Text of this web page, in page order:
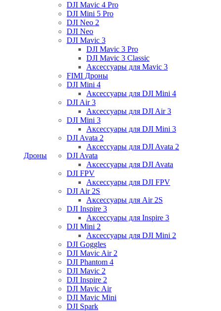
Дроны
DJI Mavic 4 Pro
DJI Mini 5 Pro
DJI Neo 2
DJI Neo
DJI Mavic 3
DJI Mavic 3 Pro
DJI Mavic 3 Classic
Аксессуары для Mavic 3
FIMI Дроны
DJI Mini 4
Аксессуары для DJI Mini 4
DJI Air 3
Аксессуары для DJI Air 3
DJI Mini 3
Аксессуары для DJI Mini 3
DJI Avata 2
Аксессуары для DJI Avata 2
DJI Avata
Аксессуары для DJI Avata
DJI FPV
Аксессуары для DJI FPV
DJI Air 2S
Аксессуары для Air 2S
DJI Inspire 3
Аксессуары для Inspire 3
DJI Mini 2
Аксессуары для DJI Mini 2
DJI Goggles
DJI Mavic Air 2
DJI Phantom 4
DJI Mavic 2
DJI Inspire 2
DJI Mavic Air
DJI Mavic Mini
DJI Spark